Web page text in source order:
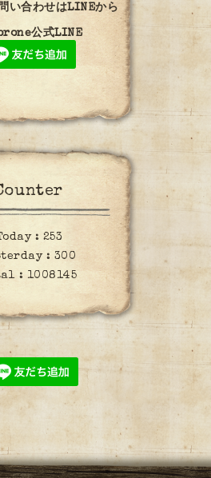
い合わせはLINEから
公式LINE
: 253
: 300
: 1008145